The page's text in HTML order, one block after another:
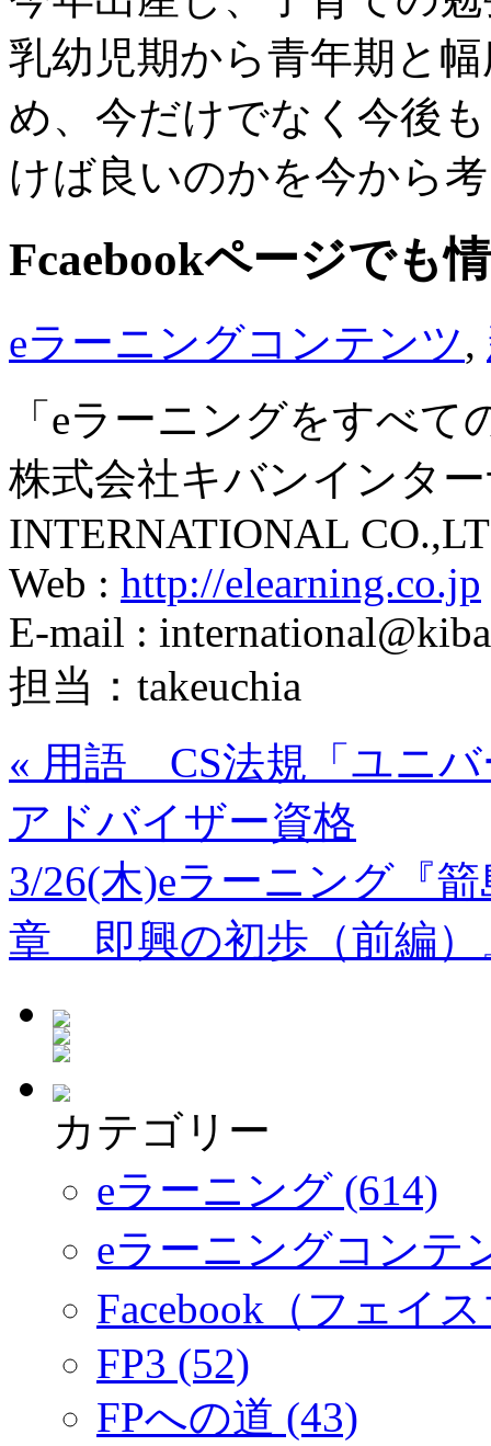
乳幼児期から青年期と
め、今だけでなく今後
けば良いのかを今から
Fcaebookページでも
eラーニングコンテンツ,
「eラーニングをすべて
株式会社キバンインタ
INTERNATIONAL
Web : http://elearning.co.jp
E-mail :
担当：takeuchia
« 用語 CS法規「ユニバ
アドバイザー資格
3/26(木)eラーニング『
章 即興の初歩（前編
カテゴリー
eラーニング (614)
eラーニングコンテ
Facebook（フェイ
FP3 (52)
FPへの道 (43)